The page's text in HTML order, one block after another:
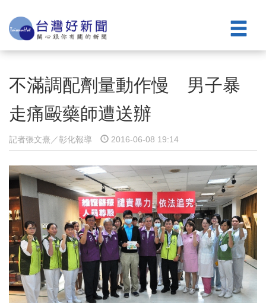
不滿調配劑量動作慢 男子暴
走痛毆藥師遭送辦
記者張文熹／彰化報導 2016-06-08 19:14